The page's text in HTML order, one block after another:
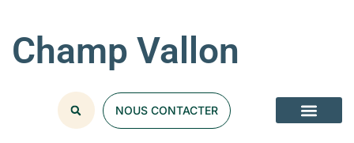
Champ Vallon
NOUS CONTACTER